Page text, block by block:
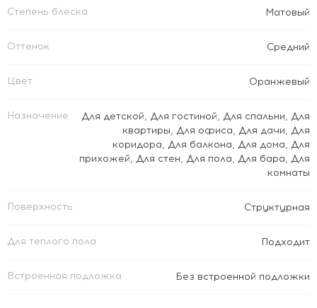
Степень блеска Матовый
Оттенок Средний
Цвет Оранжевый
Назначение Для детской, Для гостиной, Для спальни, Для
квартиры, Для офиса, Для дачи, Для
коридора, Для балкона, Для дома, Для
прихожей, Для стен, Для пола, Для бара, Для
комнаты
Поверхность Структурная
Для теплого пола Подходит
Встроенная подложка Без встроенной подложки